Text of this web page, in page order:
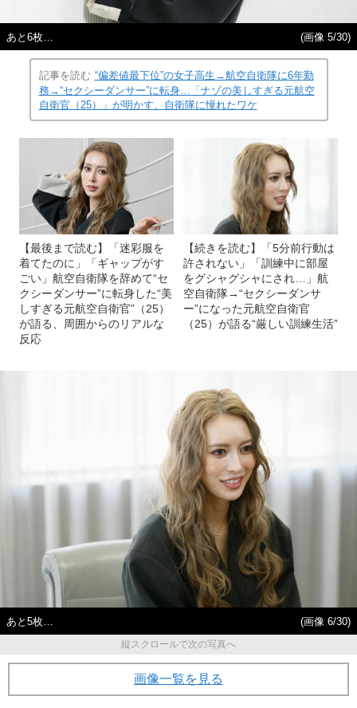
あと6枚… (画像 5/30)
記事を読む “偏差値最下位”の女子高生→航空自衛隊に6年勤
務→“セクシーダンサー”に転身…「ナゾの美しすぎる元航空
自衛官（25）」が明かす、自衛隊に憧れたワケ
【最後まで読む】「迷彩服を
着てたのに」「ギャップがす
ごい」航空自衛隊を辞めて“セ
クシーダンサー”に転身した“美
しすぎる元航空自衛官”（25）
が語る、周囲からのリアルな
反応
【続きを読む】「5分前行動は
許されない」「訓練中に部屋
をグシャグシャにされ…」航
空自衛隊→“セクシーダンサ
ー”になった元航空自衛官
（25）が語る“厳しい訓練生活”
あと5枚…
(画像 6/30)
縦スクロールで次の写真へ
画像一覧を見る